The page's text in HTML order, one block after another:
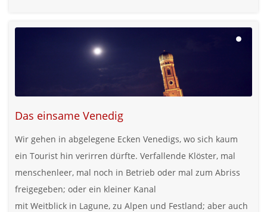
Das einsame Venedig
Wir gehen in abgelegene Ecken Venedigs, wo sich kaum
ein Tourist hin verirren dürfte. Verfallende Klöster, mal
menschenleer, mal noch in Betrieb oder mal zum Abriss
freigegeben; oder ein kleiner Kanal
mit Weitblick in Lagune, zu Alpen und Festland; aber auch